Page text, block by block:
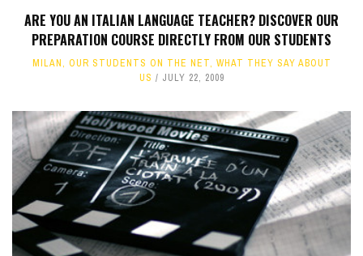
ARE YOU AN ITALIAN LANGUAGE TEACHER? DISCOVER OUR
PREPARATION COURSE DIRECTLY FROM OUR STUDENTS
MILAN, OUR STUDENTS ON THE NET, WHAT THEY SAY ABOUT
US
JULY 22, 2009